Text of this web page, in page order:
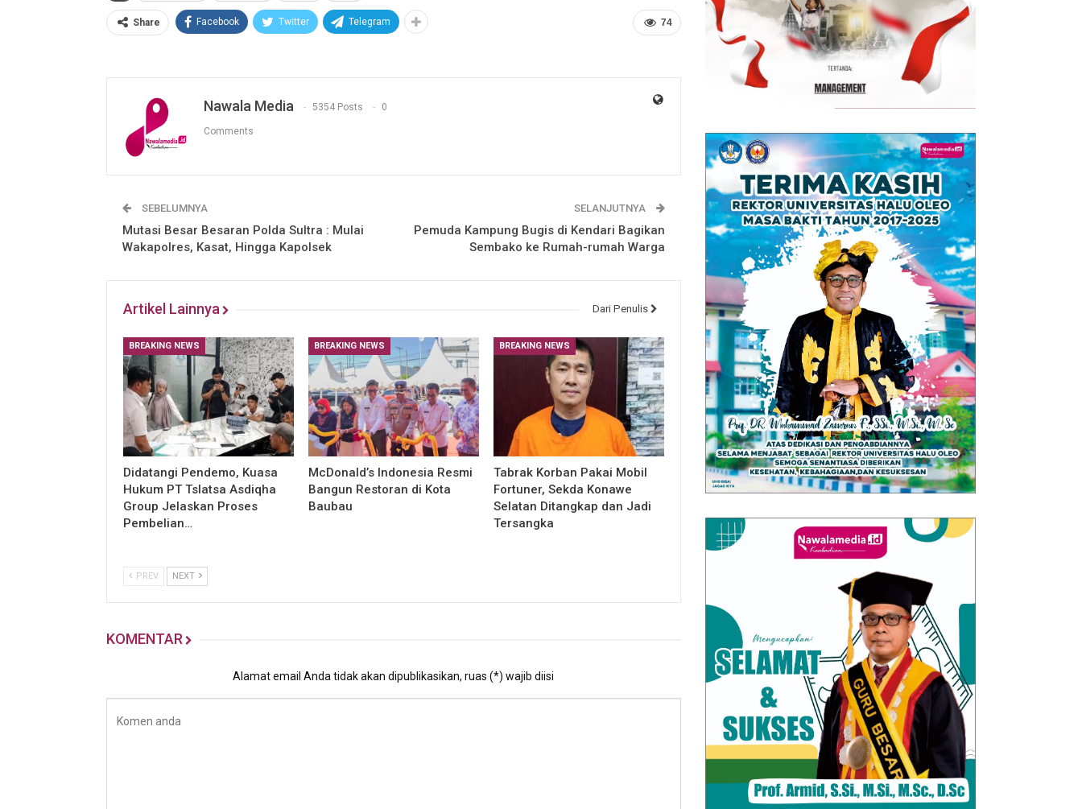
74
Share Facebook Twitter Telegram
Nawala Media 5354 Posts 0
Comments
SEBELUMNYA
Mutasi Besar Besaran Polda Sultra : Mulai
Wakapolres, Kasat, Hingga Kapolsek
SELANJUTNYA
Pemuda Kampung Bugis di Kendari Bagikan
Sembako ke Rumah-rumah Warga
Artikel Lainnya Dari Penulis
BREAKING NEWS
Didatangi Pendemo, Kuasa
Hukum PT Tslatsa Asdiqha
Group Jelaskan Proses
Pembelian…
BREAKING NEWS
McDonald’s Indonesia Resmi
Bangun Restoran di Kota
Baubau
BREAKING NEWS
Tabrak Korban Pakai Mobil
Fortuner, Sekda Konawe
Selatan Ditangkap dan Jadi
Tersangka
PREV NEXT
KOMENTAR
Alamat email Anda tidak akan dipublikasikan, ruas (*) wajib diisi